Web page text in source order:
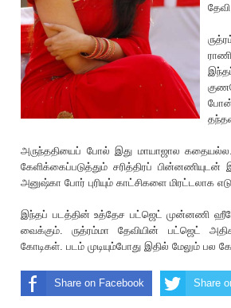
தேவி.
அருந்ததியைப் போல் இது மாயாஜால
கேளிக்கைப்படுத்தும் ச‌ரித்திரப் பின்னணியுடன்
அனுஷ்கா போர் பு‌ரியும் காட்சிகளை மிரட்டலாக
இந்தப் படத்தின் உத்தேச பட்ஜெட் முன்னணி
வைக்கும். ருத்ரம்மா தேவியின் பட்ஜெட்
கோடிகள். படம் முடியும்போது இதில் மேலும் பல
Share on Facebook Share